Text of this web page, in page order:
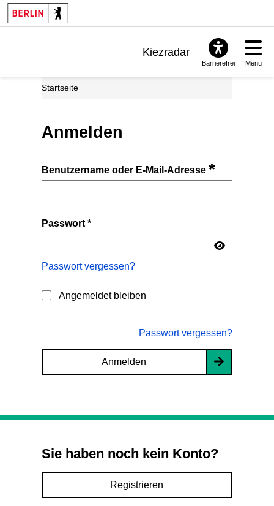
Kiezradar
Barrierefrei Menü
Startseite
Anmelden
Benutzername oder E-Mail-Adresse*
Passwort*
Passwort vergessen?
Angemeldet bleiben
Passwort vergessen?
Anmelden
Sie haben noch kein Konto?
Registrieren